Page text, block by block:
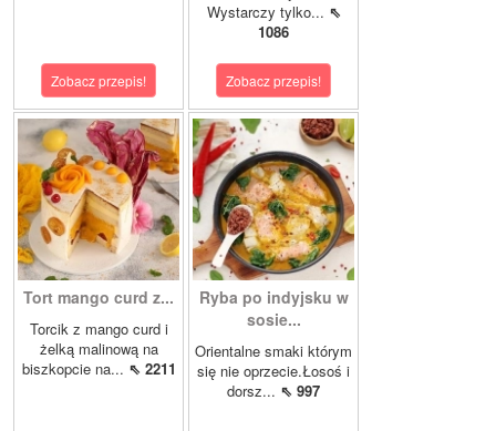
Zobacz przepis!
Wystarczy tylko... ⇖
1086
Zobacz przepis!
Tort mango curd z...
Torcik z mango curd i
żelką malinową na
biszkopcie na... ⇖ 2211
Ryba po indyjsku w
sosie...
Orientalne smaki którym
się nie oprzecie.Łosoś i
dorsz... ⇖ 997